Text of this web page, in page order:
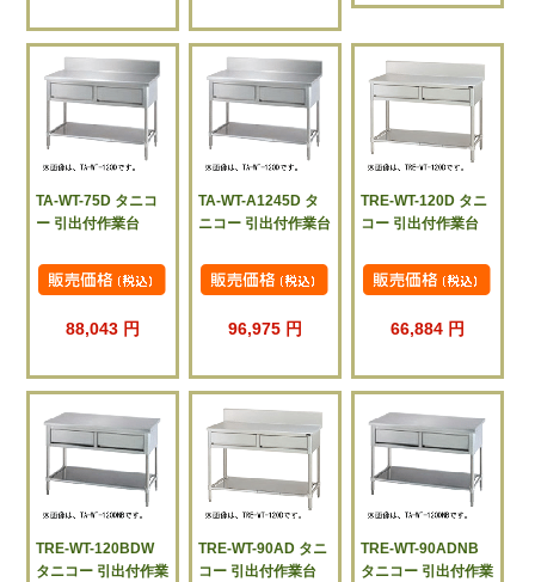
TA-WT-75D タニコ
ー 引出付作業台
88,043 円
TA-WT-A1245D タ
ニコー 引出付作業台
96,975 円
TRE-WT-120D タニ
コー 引出付作業台
66,884 円
TRE-WT-120BDW
タニコー 引出付作業
TRE-WT-90AD タニ
コー 引出付作業台
TRE-WT-90ADNB
タニコー 引出付作業